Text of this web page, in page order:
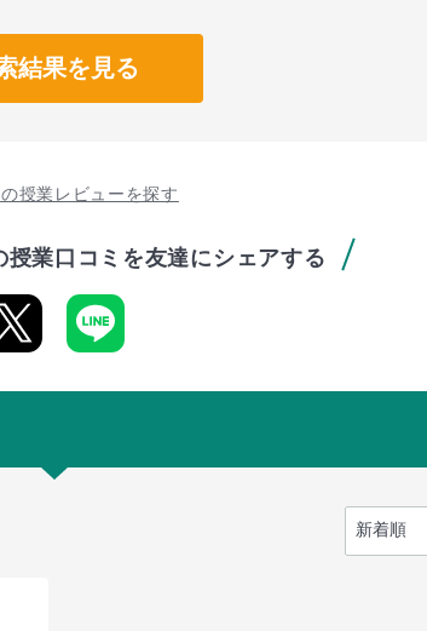
結果を見る
授業レビューを探す
業口コミを友達にシェアする